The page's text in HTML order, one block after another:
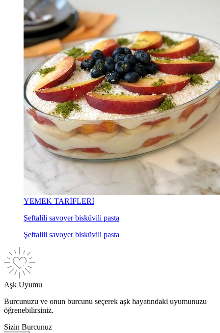
YEMEK TARİFLERİ
Şeftalili savoyer bisküvili pasta
Şeftalili savoyer bisküvili pasta
Aşk Uyumu
Burcunuzu ve onun burcunu seçerek aşk hayatındaki uyumunuzu
öğrenebilirsiniz.
Sizin Burcunuz